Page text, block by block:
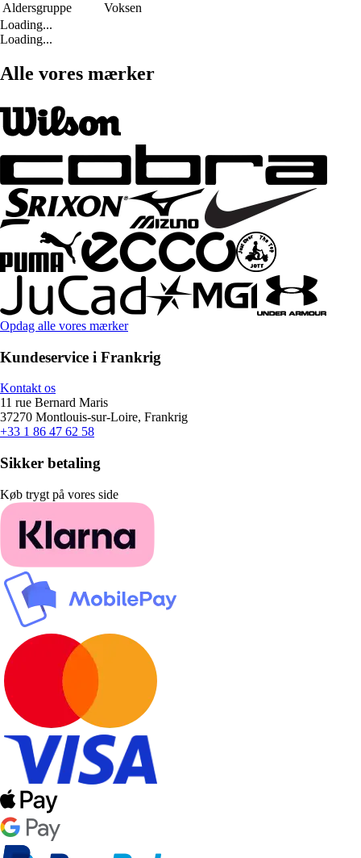
Aldersgruppe
Voksen
Loading...
Loading...
Alle vores mærker
Opdag alle vores mærker
Kundeservice i Frankrig
Kontakt os
11 rue Bernard Maris
37270 Montlouis-sur-Loire, Frankrig
+33 1 86 47 62 58
Sikker betaling
Køb trygt på vores side